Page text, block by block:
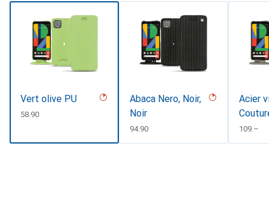
Vert olive PU
CHF
58.90
Abaca Nero, Noir,
Noir
CHF
94.90
Acier
CHF
109.–